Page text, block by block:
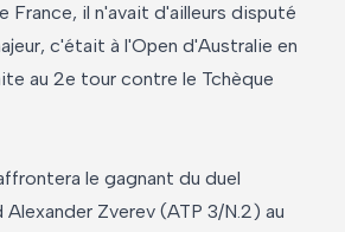
France, il n'avait d'ailleurs disputé
c'était à l'Open d'Australie en
au 2e tour contre le Tchèque
le gagnant du duel
Zverev (ATP 3/N.2) au